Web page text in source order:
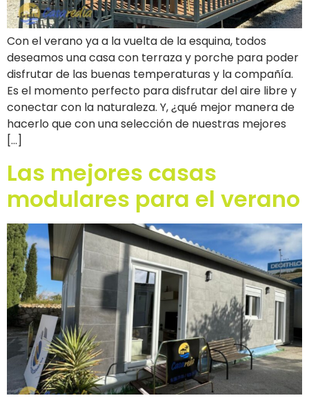
Con el verano ya a la vuelta de la esquina, todos
deseamos una casa con terraza y porche para poder
disfrutar de las buenas temperaturas y la compañía.
Es el momento perfecto para disfrutar del aire libre y
conectar con la naturaleza. Y, ¿qué mejor manera de
hacerlo que con una selección de nuestras mejores
[…]
Las mejores casas
modulares para el verano